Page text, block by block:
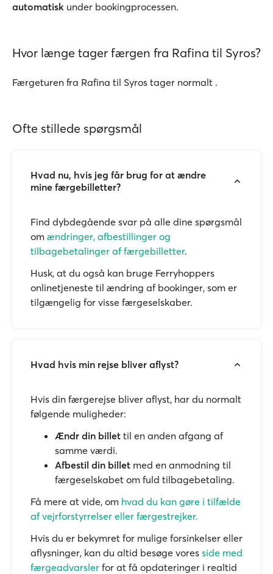
automatisk under bookingprocessen.
Hvor længe tager færgen fra Rafina til Syros?
Færgeturen fra Rafina til Syros tager normalt .
Ofte stillede spørgsmål
Hvad nu, hvis jeg får brug for at ændre
mine færgebilletter?
Find dybdegående svar på alle dine spørgsmål
om ændringer, afbestillinger og
tilbagebetalinger af færgebilletter.
Husk, at du også kan bruge Ferryhoppers
onlinetjeneste til ændring af bookinger, som er
tilgængelig for visse færgeselskaber.
Hvad hvis min rejse bliver aflyst?
Hvis din færgerejse bliver aflyst, har du normalt
følgende muligheder:
Ændr din billet til en anden afgang af
samme værdi.
Afbestil din billet med en anmodning til
færgeselskabet om fuld tilbagebetaling.
Få mere at vide, om hvad du kan gøre i tilfælde
af vejrforstyrrelser eller færgestrejker.
Hvis du er bekymret for mulige forsinkelser eller
aflysninger, kan du altid besøge vores side med
færgeadvarsler for at få opdateringer i realtid